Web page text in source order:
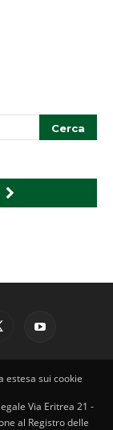
estesa sui cookie
Via Eritrea 21 -
al Registro delle